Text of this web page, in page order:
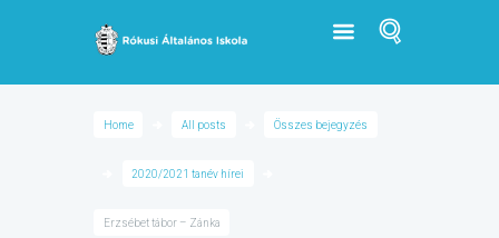
Home All posts Összes bejegyzés
2020/2021 tanév hírei
Erzsébet tábor – Zánka